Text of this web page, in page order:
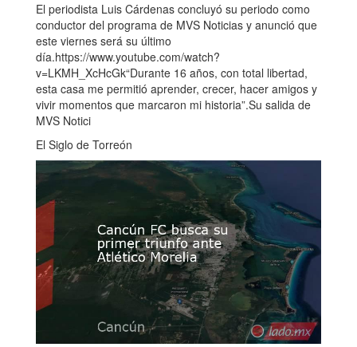
El periodista Luis Cárdenas concluyó su periodo como
conductor del programa de MVS Noticias y anunció que
este viernes será su último
día.https://www.youtube.com/watch?
v=LKMH_XcHcGk“Durante 16 años, con total libertad,
esta casa me permitió aprender, crecer, hacer amigos y
vivir momentos que marcaron mi historia”.Su salida de
MVS Notici
El Siglo de Torreón